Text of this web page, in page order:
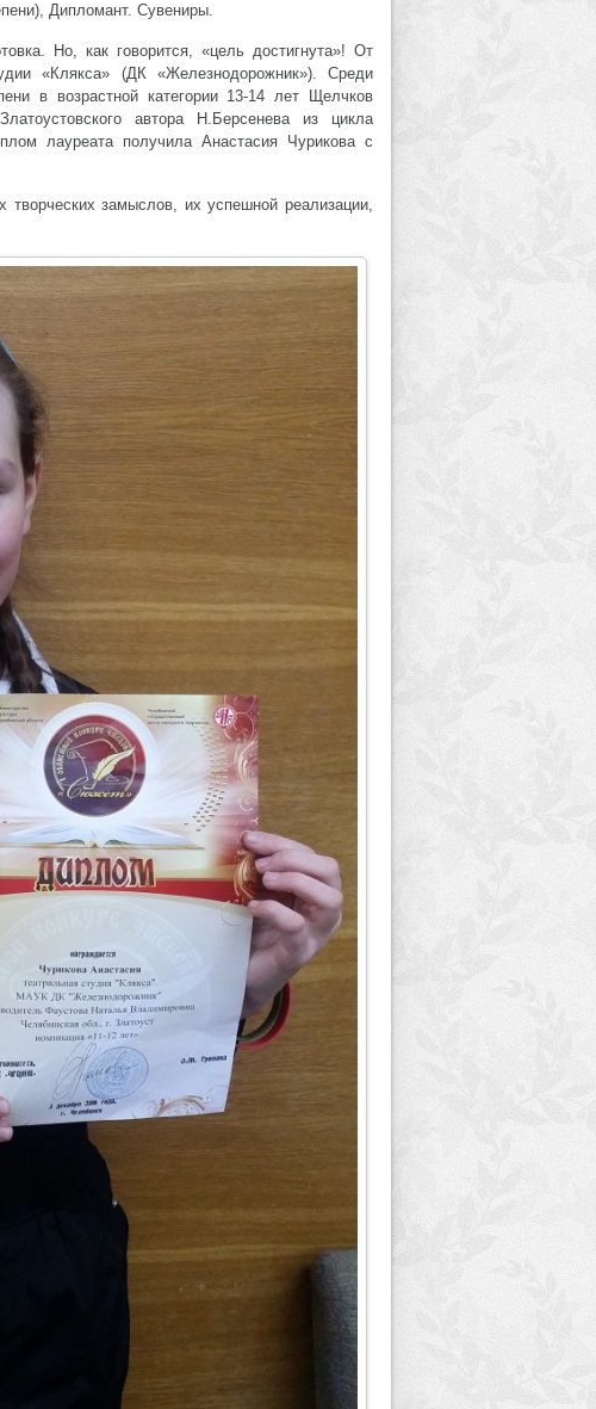
Дипломант. Сувениры.
Но, как говорится, «цель достигнута»! От
«Клякса» (ДК «Железнодорожник»). Среди
в возрастной категории 13-14 лет Щелчков
автора Н.Берсенева из цикла
лауреата получила Анастасия Чурикова с
замыслов, их успешной реализации,